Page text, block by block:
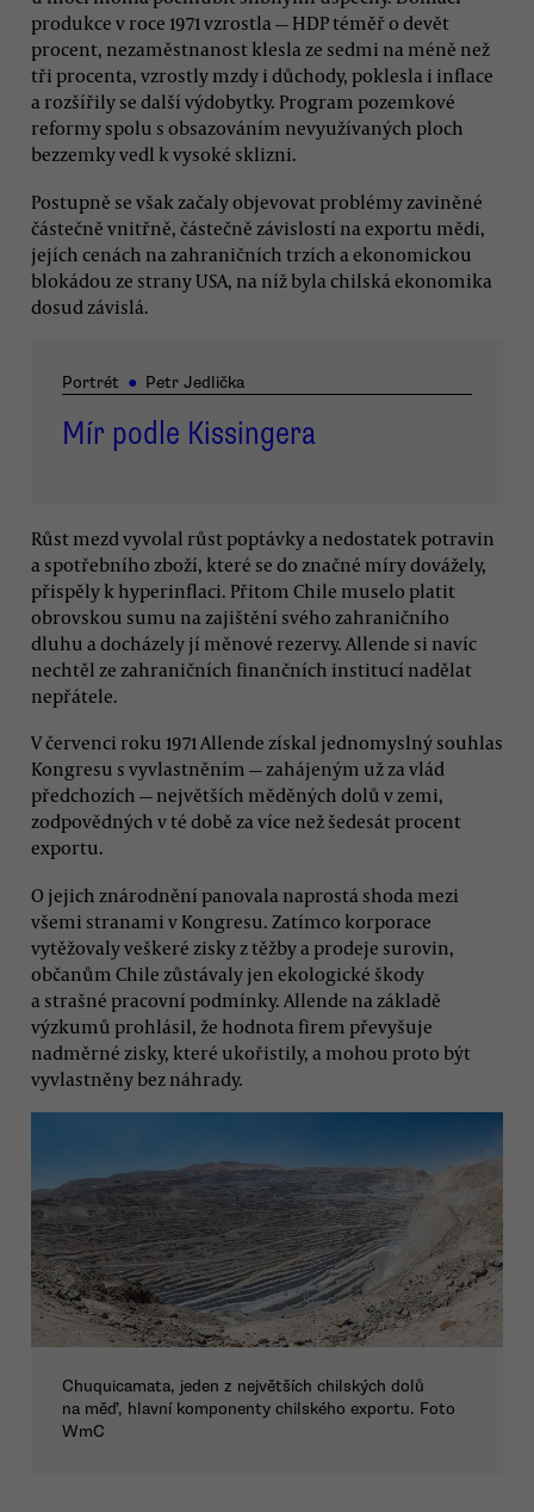
produkce v roce 1971 vzrostla — HDP téměř o devět
procent, nezaměstnanost klesla ze sedmi na méně než
tři procenta, vzrostly mzdy i důchody, poklesla i inflace
a rozšířily se další výdobytky. Program pozemkové
reformy spolu s obsazováním nevyužívaných ploch
bezzemky vedl k vysoké sklizni.
Postupně se však začaly objevovat problémy zaviněné
částečně vnitřně, částečně závislostí na exportu mědi,
jejích cenách na zahraničních trzích a ekonomickou
blokádou ze strany USA, na níž byla chilská ekonomika
dosud závislá.
Portrét ● Petr Jedlička
Mír podle Kissingera
Růst mezd vyvolal růst poptávky a nedostatek potravin
a spotřebního zboží, které se do značné míry dovážely,
přispěly k hyperinflaci. Přitom Chile muselo platit
obrovskou sumu na zajištění svého zahraničního
dluhu a docházely jí měnové rezervy. Allende si navíc
nechtěl ze zahraničních finančních institucí nadělat
nepřátele.
V červenci roku 1971 Allende získal jednomyslný souhlas
Kongresu s vyvlastněním — zahájeným už za vlád
předchozích — největších měděných dolů v zemi,
zodpovědných v té době za více než šedesát procent
exportu.
O jejich znárodnění panovala naprostá shoda mezi
všemi stranami v Kongresu. Zatímco korporace
vytěžovaly veškeré zisky z těžby a prodeje surovin,
občanům Chile zůstávaly jen ekologické škody
a strašné pracovní podmínky. Allende na základě
výzkumů prohlásil, že hodnota firem převyšuje
nadměrné zisky, které ukořistily, a mohou proto být
vyvlastněny bez náhrady.
Chuquicamata, jeden z největších chilských dolů
na měď, hlavní komponenty chilského exportu. Foto
WmC